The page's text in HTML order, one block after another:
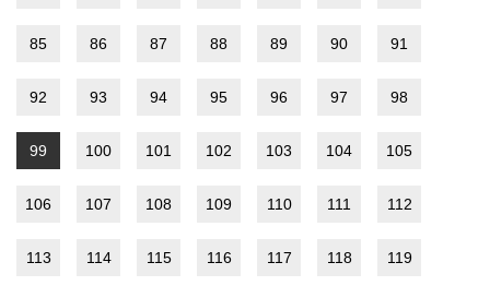
85 86 87 88 89 90 91
92 93 94 95 96 97 98
99 100 101 102 103 104 105
106 107 108 109 110 111 112
113 114 115 116 117 118 119